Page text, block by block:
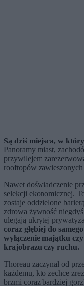
Są dziś miejsca, w
Panoramy miast,
przywilejem
rooftopów zawieszonych
Nawet doświadczenie
selekcji ekonomicznej.
zostaje oddzielone
zdrowa żywność
ulegają ukrytej
coraz głębiej do
wyłączenie majątku
krajobrazu czy ruchu.
Thoreau zaczynał od
każdemu, kto zechce
brzmi coraz bardziej